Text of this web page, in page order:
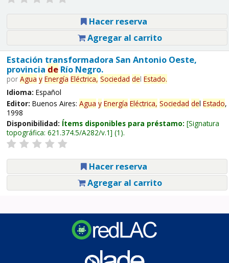
Hacer reserva
Agregar al carrito
Estación transformadora San Antonio Oeste,
provincia deRío Negro.
por Agua y Energía Eléctrica, Sociedad del Estado.
Idioma: Español
Editor: Buenos Aires: Agua y Energía Eléctrica, Sociedad del Estado,
1998
Disponibilidad: Ítems disponibles para préstamo: Signatura
topográfica: 621.374.5/A282/v.1 (1).
Hacer reserva
Agregar al carrito